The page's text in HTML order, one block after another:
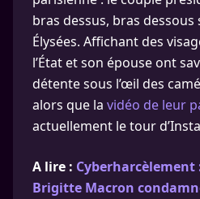
bras dessus, bras dessous
Élysées. Affichant des
l’État et son épouse ont
détente sous l’œil des
alors que la vidéo de leur
actuellement le tour
A lire : Cyberharcèlement
Brigitte Macron